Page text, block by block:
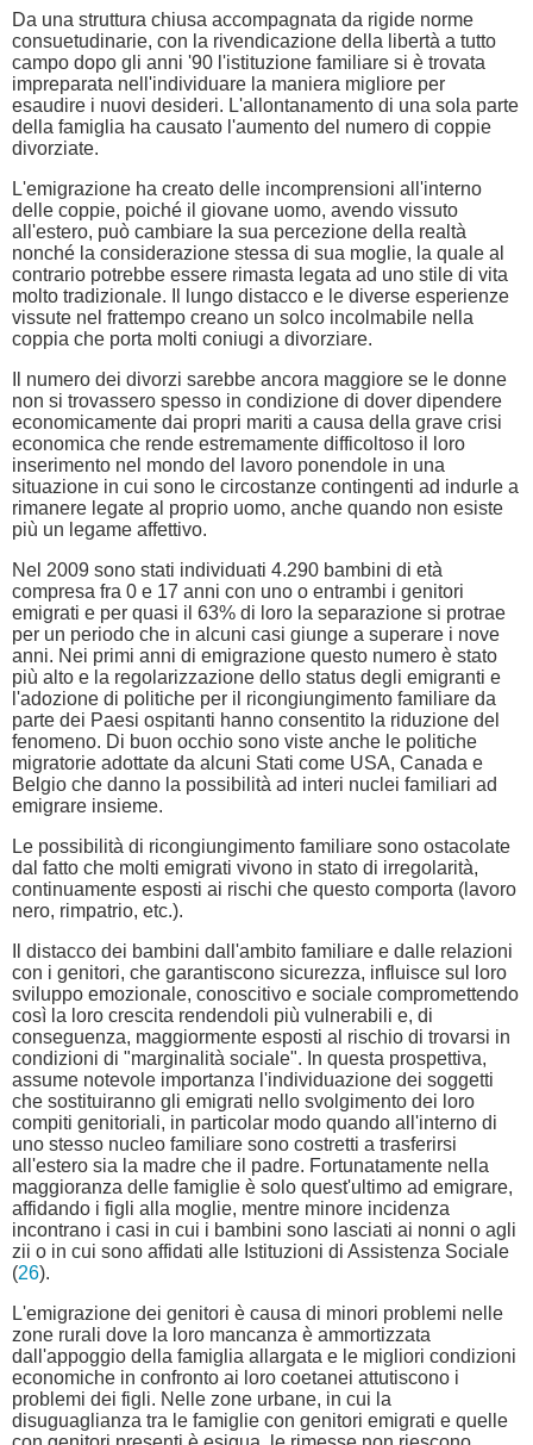
Da una struttura chiusa accompagnata da rigide norme
consuetudinarie, con la rivendicazione della libertà a tutto
campo dopo gli anni '90 l'istituzione familiare si è trovata
impreparata nell'individuare la maniera migliore per
esaudire i nuovi desideri. L'allontanamento di una sola parte
della famiglia ha causato l'aumento del numero di coppie
divorziate.
L'emigrazione ha creato delle incomprensioni all'interno
delle coppie, poiché il giovane uomo, avendo vissuto
all'estero, può cambiare la sua percezione della realtà
nonché la considerazione stessa di sua moglie, la quale al
contrario potrebbe essere rimasta legata ad uno stile di vita
molto tradizionale. Il lungo distacco e le diverse esperienze
vissute nel frattempo creano un solco incolmabile nella
coppia che porta molti coniugi a divorziare.
Il numero dei divorzi sarebbe ancora maggiore se le donne
non si trovassero spesso in condizione di dover dipendere
economicamente dai propri mariti a causa della grave crisi
economica che rende estremamente difficoltoso il loro
inserimento nel mondo del lavoro ponendole in una
situazione in cui sono le circostanze contingenti ad indurle a
rimanere legate al proprio uomo, anche quando non esiste
più un legame affettivo.
Nel 2009 sono stati individuati 4.290 bambini di età
compresa fra 0 e 17 anni con uno o entrambi i genitori
emigrati e per quasi il 63% di loro la separazione si protrae
per un periodo che in alcuni casi giunge a superare i nove
anni. Nei primi anni di emigrazione questo numero è stato
più alto e la regolarizzazione dello status degli emigranti e
l'adozione di politiche per il ricongiungimento familiare da
parte dei Paesi ospitanti hanno consentito la riduzione del
fenomeno. Di buon occhio sono viste anche le politiche
migratorie adottate da alcuni Stati come USA, Canada e
Belgio che danno la possibilità ad interi nuclei familiari ad
emigrare insieme.
Le possibilità di ricongiungimento familiare sono ostacolate
dal fatto che molti emigrati vivono in stato di irregolarità,
continuamente esposti ai rischi che questo comporta (lavoro
nero, rimpatrio, etc.).
Il distacco dei bambini dall'ambito familiare e dalle relazioni
con i genitori, che garantiscono sicurezza, influisce sul loro
sviluppo emozionale, conoscitivo e sociale compromettendo
così la loro crescita rendendoli più vulnerabili e, di
conseguenza, maggiormente esposti al rischio di trovarsi in
condizioni di "marginalità sociale". In questa prospettiva,
assume notevole importanza l'individuazione dei soggetti
che sostituiranno gli emigrati nello svolgimento dei loro
compiti genitoriali, in particolar modo quando all'interno di
uno stesso nucleo familiare sono costretti a trasferirsi
all'estero sia la madre che il padre. Fortunatamente nella
maggioranza delle famiglie è solo quest'ultimo ad emigrare,
affidando i figli alla moglie, mentre minore incidenza
incontrano i casi in cui i bambini sono lasciati ai nonni o agli
zii o in cui sono affidati alle Istituzioni di Assistenza Sociale
(26).
L'emigrazione dei genitori è causa di minori problemi nelle
zone rurali dove la loro mancanza è ammortizzata
dall'appoggio della famiglia allargata e le migliori condizioni
economiche in confronto ai loro coetanei attutiscono i
problemi dei figli. Nelle zone urbane, in cui la
disuguaglianza tra le famiglie con genitori emigrati e quelle